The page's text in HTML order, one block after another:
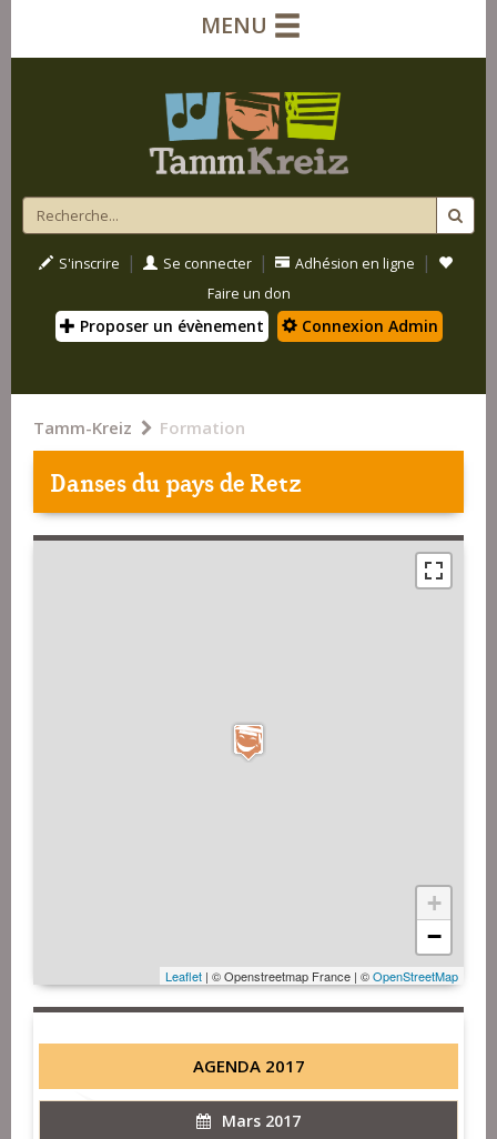
MENU
S'inscrire | Se connecter | Adhésion en ligne |
Faire un don
Proposer un évènement Connexion Admin
Tamm-Kreiz Formation
Danses du pays de Retz
+
−
Leaflet | © Openstreetmap France | ©OpenStreetMap
AGENDA 2017
Mars 2017